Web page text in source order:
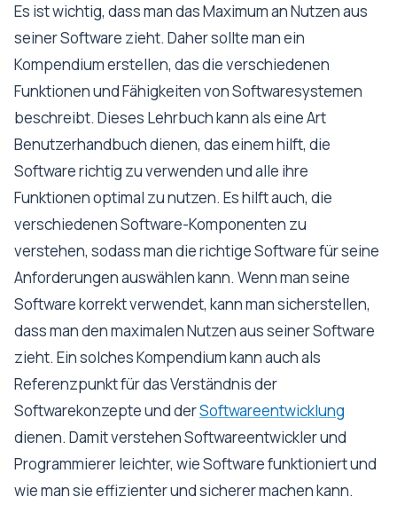
Es ist wichtig, dass man das Maximum an Nutzen aus
seiner Software zieht. Daher sollte man ein
Kompendium erstellen, das die verschiedenen
Funktionen und Fähigkeiten von Softwaresystemen
beschreibt. Dieses Lehrbuch kann als eine Art
Benutzerhandbuch dienen, das einem hilft, die
Software richtig zu verwenden und alle ihre
Funktionen optimal zu nutzen. Es hilft auch, die
verschiedenen Software-Komponenten zu
verstehen, sodass man die richtige Software für seine
Anforderungen auswählen kann. Wenn man seine
Software korrekt verwendet, kann man sicherstellen,
dass man den maximalen Nutzen aus seiner Software
zieht. Ein solches Kompendium kann auch als
Referenzpunkt für das Verständnis der
Softwarekonzepte und derSoftwareentwicklung
dienen. Damit verstehen Softwareentwickler und
Programmierer leichter, wie Software funktioniert und
wie man sie effizienter und sicherer machen kann.